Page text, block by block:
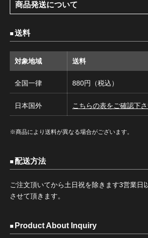
商品発送について
送料
対象地域 送料
全国一律 880円（税込）
日本国外 こちらの表をご確認下
※商品により送料が異なる場合がございます。
配送方法
ご注文頂いてから土日祝を除きます3営業日
させて頂きます。
Product About Inquiry